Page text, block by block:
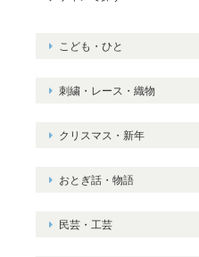
こども・ひと
刺繍・レース・織物
クリスマス・新年
おとぎ話・物語
民芸・工芸